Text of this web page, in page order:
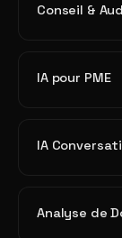
Conseil &
IA pour PME
IA
Analyse de